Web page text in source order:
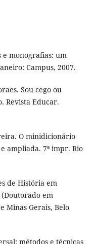
e monografias: um
Campus, 2007.
Sou cego ou
Revista Educar.
O minidicionário
ampliada. 7ª impr. Rio
de História em
em
Minas Gerais, Belo
métodos e técnicas